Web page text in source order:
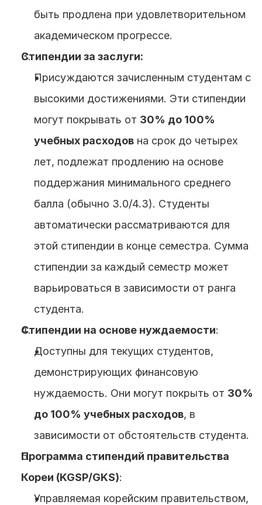
быть продлена при удовлетворительном
академическом прогрессе.
Стипендии за заслуги:
Присуждаются зачисленным студентам с
высокими достижениями. Эти стипендии
могут покрывать от 30% до 100%
учебных расходов на срок до четырех
лет, подлежат продлению на основе
поддержания минимального среднего
балла (обычно 3.0/4.3). Студенты
автоматически рассматриваются для
этой стипендии в конце семестра. Сумма
стипендии за каждый семестр может
варьироваться в зависимости от ранга
студента.
Стипендии на основе нуждаемости:
Доступны для текущих студентов,
демонстрирующих финансовую
нуждаемость. Они могут покрыть от 30%
до 100% учебных расходов, в
зависимости от обстоятельств студента.
Программа стипендий правительства
Кореи (KGSP/GKS):
Управляемая корейским правительством,